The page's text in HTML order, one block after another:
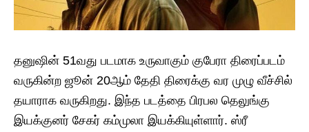
தனுஷின் 51வது படமாக உருவாகும் குபேரா திரைப்படம்
வருகின்ற ஜூன் 20ஆம் தேதி திரைக்கு வர முழு வீச்சில்
தயாராக வருகிறது. இந்த படத்தை பிரபல தெலுங்கு
இயக்குனர் சேகர் கம்முலா இயக்கியுள்ளார். ஸ்ரீ